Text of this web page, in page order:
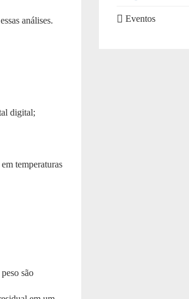
análises.
digital;
temperaturas
são
Eventos